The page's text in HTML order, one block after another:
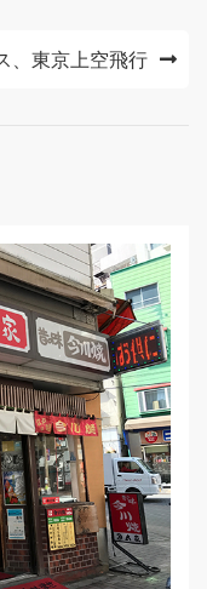
、東京上空飛行